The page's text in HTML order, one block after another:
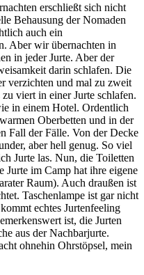
erschließt sich nicht
Behausung der Nomaden
auch ein
Aber wir übernachten in
in jeder Jurte. Aber der
darin schlafen. Die
verzichten und mal zu zweit
viert in einer Jurte schlafen.
in einem Hotel. Ordentlich
Oberbetten und in der
Fall der Fälle. Von der Decke
aber hell genug. So viel
Jurte las. Nun, die Toiletten
Jurte im Camp hat ihre eigene
Raum). Auch draußen ist
Taschenlampe ist gar nicht
echtes Jurtenfeeling
ist, die Jurten
aus der Nachbarjurte.
ohnehin Ohrstöpsel, mein